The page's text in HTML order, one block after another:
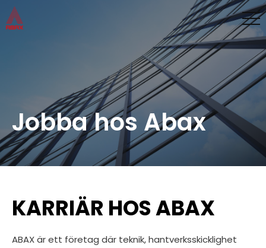
Jobba hos Abax
KARRIÄR HOS ABAX
ABAX är ett företag där teknik, hantverksskicklighet